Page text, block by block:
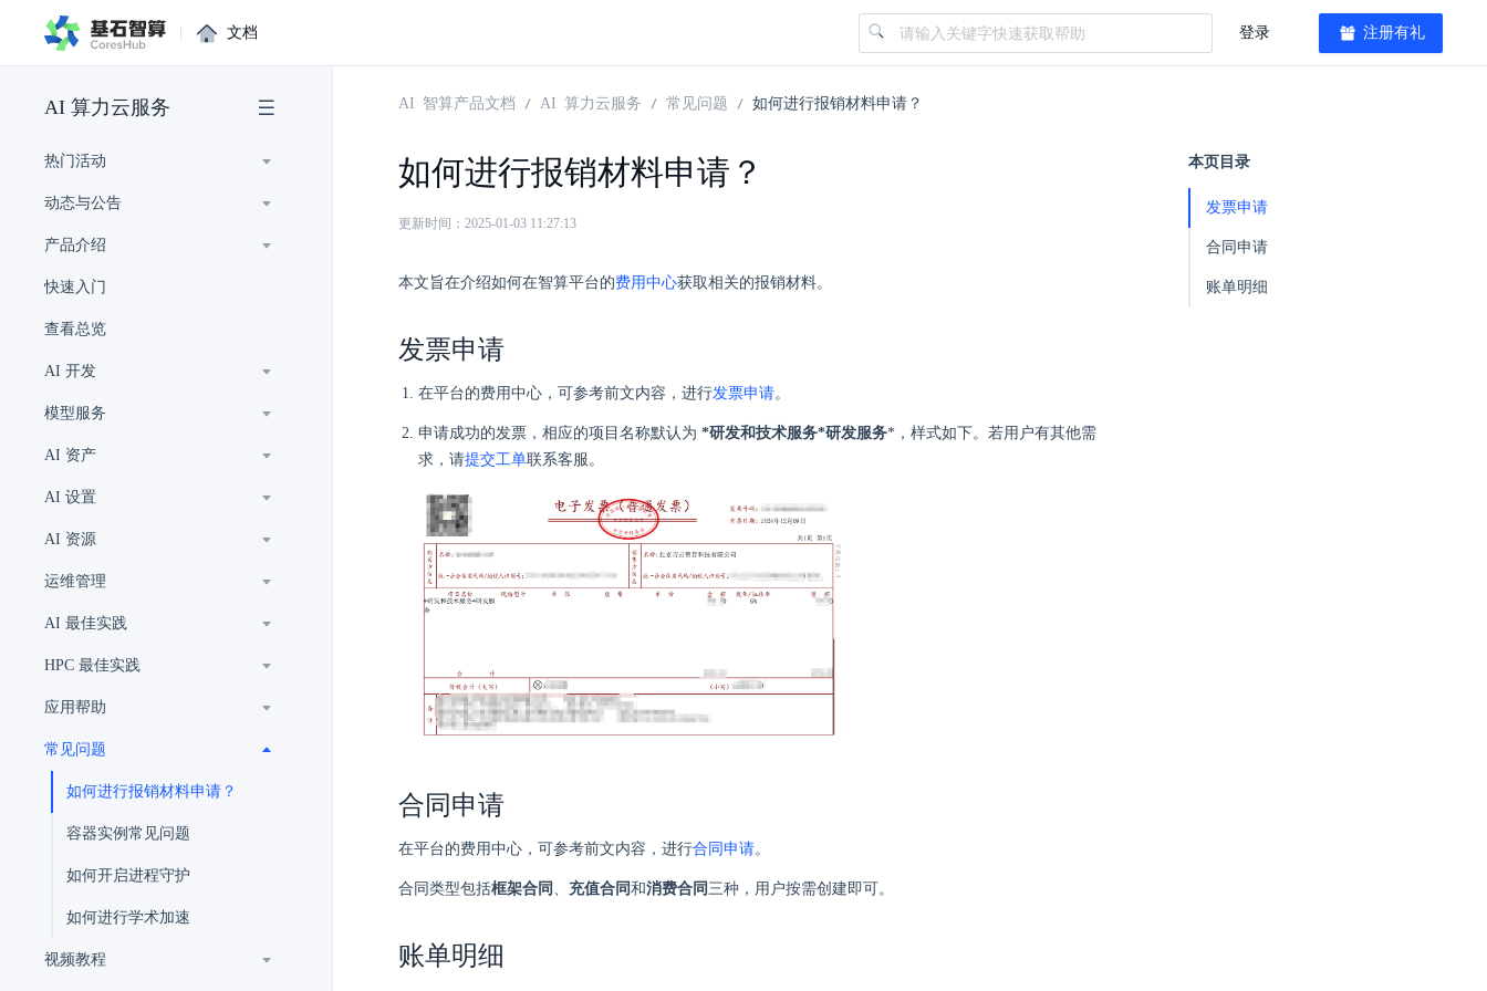
| 文档 登录 注册有礼
AI 算力云服务
热门活动
动态与公告
产品介绍
快速入门
查看总览
AI 开发
模型服务
AI 资产
AI 设置
AI 资源
运维管理
AI 最佳实践
HPC 最佳实践
应用帮助
常见问题
如何进行报销材料申请？
容器实例常见问题
如何开启进程守护
如何进行学术加速
视频教程
AI 智算产品文档 AI 算力云服务 常见问题 如何进行报销材料申请？
如何进行报销材料申请？
更新时间：2025-01-03 11:27:13
本文旨在介绍如何在智算平台的费用中心获取相关的报销材料。
发票申请
在平台的费用中心，可参考前文内容，进行发票申请。
申请成功的发票，相应的项目名称默认为 *研发和技术服务*研发服务*，样式如下。若用户有其他需
求，请提交工单联系客服。
合同申请
在平台的费用中心，可参考前文内容，进行合同申请。
合同类型包括框架合同 充值合同和消费合同 三种，用户按需创建即可。
账单明细
本页目录
发票申请
合同申请
账单明细